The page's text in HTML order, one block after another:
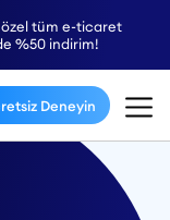
özel tüm e-ticaret
%50 indirim!
Deneyin